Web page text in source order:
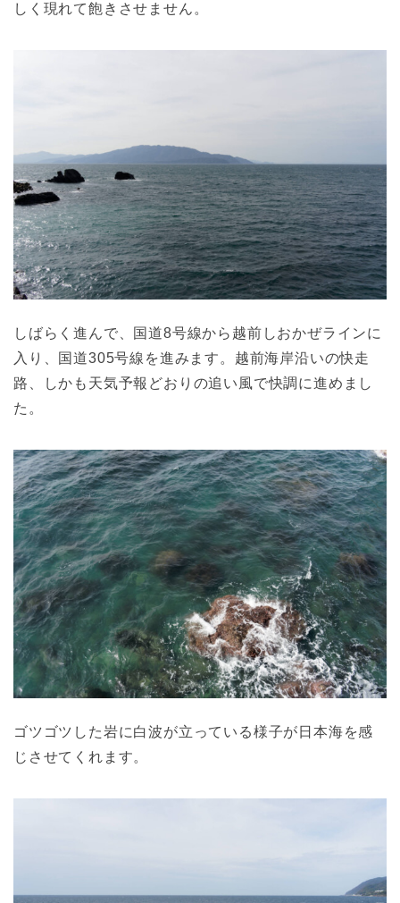
しく現れて飽きさせません。
しばらく進んで、国道8号線から越前しおかぜラインに
入り、国道305号線を進みます。越前海岸沿いの快走
路、しかも天気予報どおりの追い風で快調に進めまし
た。
ゴツゴツした岩に白波が立っている様子が日本海を感
じさせてくれます。